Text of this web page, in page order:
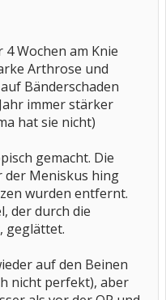
Wochen am Knie
Arthrose und
Bänderschaden
immer stärker
hat sie nicht)
gemacht. Die
der Meniskus hing
wurden entfernt.
der durch die
geglättet.
auf den Beinen
nicht perfekt), aber